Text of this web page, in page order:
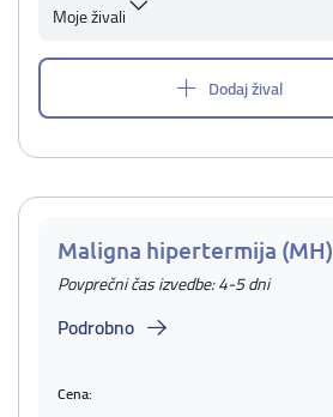
Moje živali
Dodaj žival
Maligna hipertermija (MH)
Povprečni čas izvedbe: 4-5 dni
Podrobno
Cena: